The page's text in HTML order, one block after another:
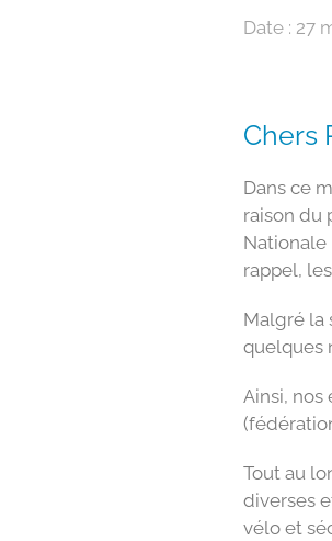
Date : 27
Chers
Dans ce
raison du
Nationale
rappel,
Malgré la
quelques
Ainsi, nos
Tout au
diverses
vélo et